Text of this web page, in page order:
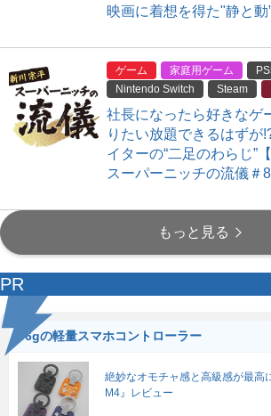
映画に着想を得た"静と動
ゲーム 家庭用ゲーム
Nintendo Switch
Steam
社長になったら好きなゲ
りたい放題できるはずが
イターの“二足のわらじ”
スーパーニッチの流儀＃8
もっと見る
PR
56gの軽量スマホコントローラー
絶妙なオモチャ感と高級感が最高
M4』レビュー